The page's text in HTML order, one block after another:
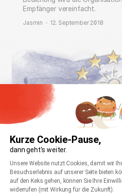
Kurze Cookie-Pause,
dann geht's weiter.
Unsere Website nutzt Cookies, damit wir
Besuchserlebnis auf unserer Seite bieten
auf den Keks gehen, können Sie Ihre
widerrufen (mit Wirkung für die Zukunft).
Axeptio
Empfänger vereinfacht.
Jasmin · 12. September 2018
Empfängerdaten: Recht
Vergessenwerden
Newsletter-Empfänger können
Daten aus der Datenbank des
Welche Daten müssen